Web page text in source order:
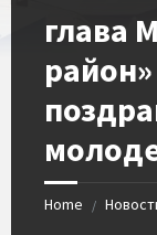
глава
Home /